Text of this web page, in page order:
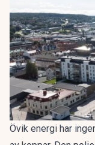
Övik energi har